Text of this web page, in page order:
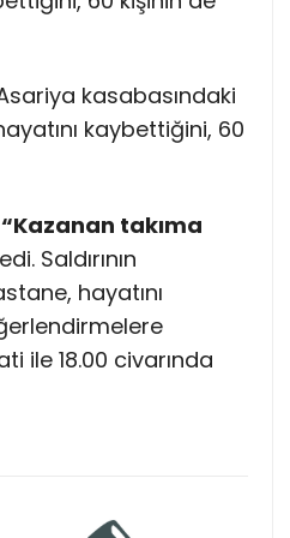
kasabasındaki
kaybettiğini, 60
“Kazanan takıma
Saldırının
hayatını
ile 18.00 civarında